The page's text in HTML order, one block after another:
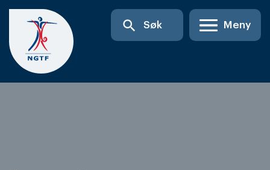
Skip
content
search Søk Meny